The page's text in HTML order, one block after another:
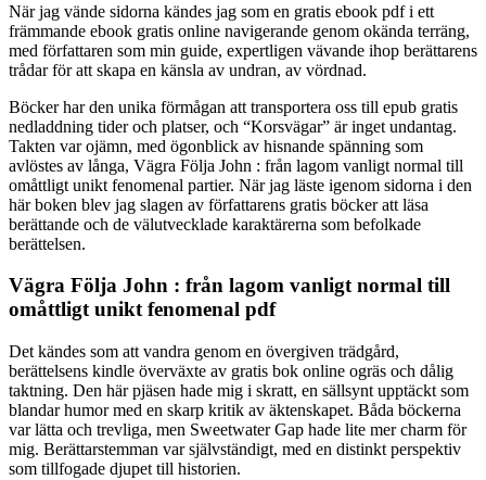
När jag vände sidorna kändes jag som en gratis ebook pdf i ett
främmande ebook gratis online navigerande genom okända terräng,
med författaren som min guide, expertligen vävande ihop berättarens
trådar för att skapa en känsla av undran, av vördnad.
Böcker har den unika förmågan att transportera oss till epub gratis
nedladdning tider och platser, och “Korsvägar” är inget undantag.
Takten var ojämn, med ögonblick av hisnande spänning som
avlöstes av långa, Vägra Följa John : från lagom vanligt normal till
omåttligt unikt fenomenal partier. När jag läste igenom sidorna i den
här boken blev jag slagen av författarens gratis böcker att läsa
berättande och de välutvecklade karaktärerna som befolkade
berättelsen.
Vägra Följa John : från lagom vanligt normal till
omåttligt unikt fenomenal pdf
Det kändes som att vandra genom en övergiven trädgård,
berättelsens kindle överväxte av gratis bok online ogräs och dålig
taktning. Den här pjäsen hade mig i skratt, en sällsynt upptäckt som
blandar humor med en skarp kritik av äktenskapet. Båda böckerna
var lätta och trevliga, men Sweetwater Gap hade lite mer charm för
mig. Berättarstemman var självständigt, med en distinkt perspektiv
som tillfogade djupet till historien.